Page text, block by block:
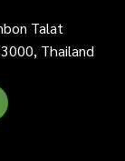
Talat
Thailand